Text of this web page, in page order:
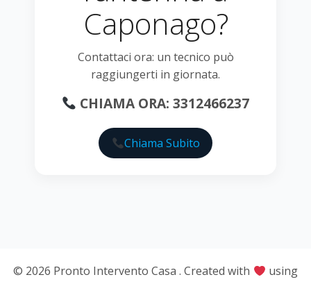
Caponago?
Contattaci ora: un tecnico può
raggiungerti in giornata.
CHIAMA ORA: 3312466237
Chiama Subito
© 2026 Pronto Intervento Casa . Created with
using